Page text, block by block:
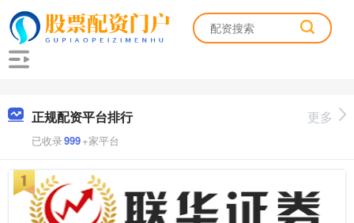
正规配资平台排行
已收录999+家平台
更多